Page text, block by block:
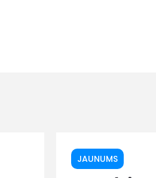
JAUNUMS